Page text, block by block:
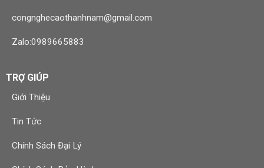
congnghecaothanhnam@gmail.com
Zalo:0989665883
TRỢ GIÚP
Giới Thiệu
Tin Tức
Chính Sách Đại Lý